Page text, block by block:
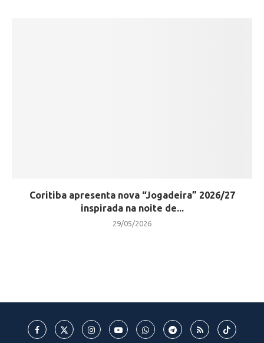
Coritiba apresenta nova “Jogadeira” 2026/27
inspirada na noite de...
29/05/2026